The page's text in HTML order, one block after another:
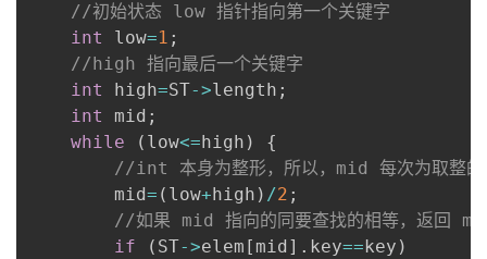
//初始状态 low 指针指向第一个关键字
int
low=1 ;
//high 指向最后一个关键字
int
high=ST->length ;
int
mid ;
while
( low<= high )
{
//int 本身为整形，所以，mid 每次为取整的
        mid
= ( low+ high ) /2 ;
//如果 mid 指向的同要查找的相等，返回
if
( ST->elem [ mid ] . key== key )